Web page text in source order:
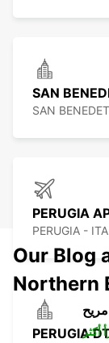
SAN
SAN
PERUGIA
PERUGIA -
PERUGIA
Our Blog
Northern
أكثر